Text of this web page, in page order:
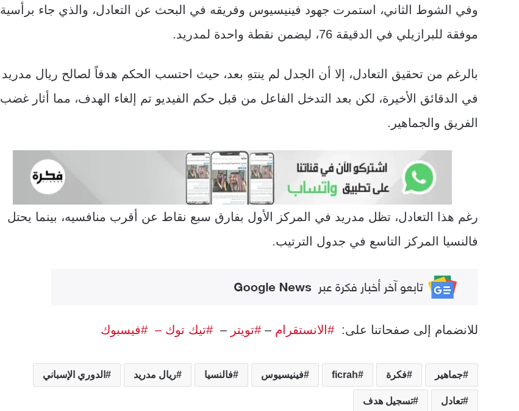
وفي الشوط الثاني، استمرت جهود فينيسيوس وفريقه في البحث عن التعادل، والذي جاء برأسية
موفقة للبرازيلي في الدقيقة 76، ليضمن نقطة واحدة لمدريد.
بالرغم من تحقيق التعادل، إلا أن الجدل لم ينتهِ بعد، حيث احتسب الحكم هدفاً لصالح ريال مدريد
في الدقائق الأخيرة، لكن بعد التدخل الفاعل من قبل حكم الفيديو تم إلغاء الهدف، مما أثار غضب
الفريق والجماهير.
رغم هذا التعادل، تظل مدريد في المركز الأول بفارق سبع نقاط عن أقرب منافسيه، بينما يحتل
فالنسيا المركز التاسع في جدول الترتيب.
للانضمام إلى صفحاتنا على: #الانستقرام – #تويتر – #تيك توك – #فيسبوك
جماهير فكرة ficrah فينيسيوس فالنسيا ريال مدريد الدوري الإسباني
تعادل تسجيل هدف